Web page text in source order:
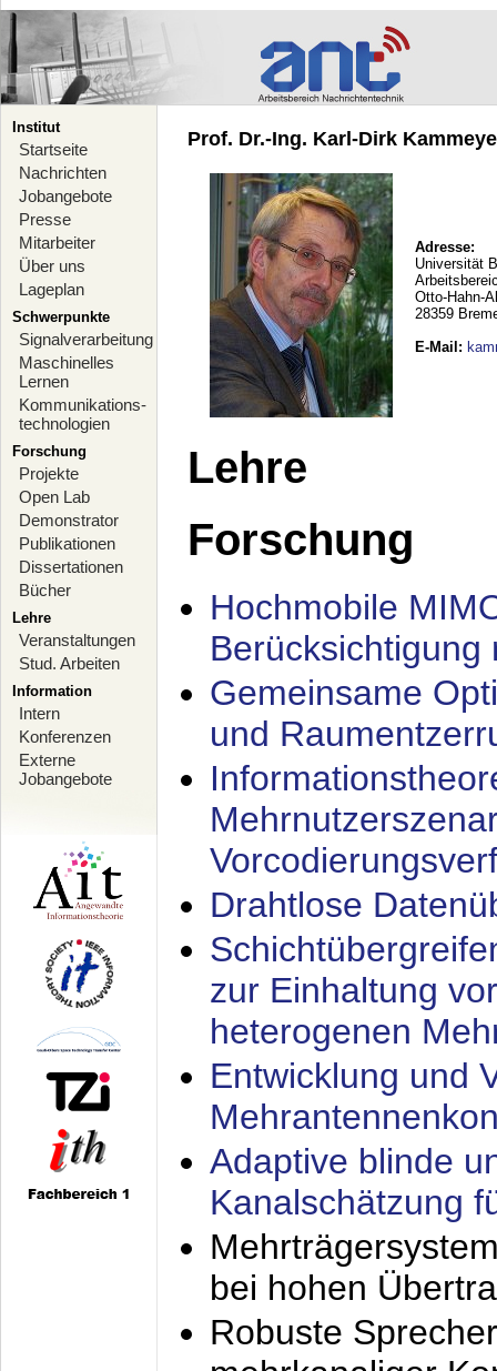
Institut
Startseite
Nachrichten
Jobangebote
Presse
Mitarbeiter
Über uns
Lageplan
Schwerpunkte
Signalverarbeitung
Maschinelles
Lernen
Kommunikations-
technologien
Forschung
Projekte
Open Lab
Demonstrator
Publikationen
Dissertationen
Bücher
Lehre
Veranstaltungen
Stud. Arbeiten
Information
Intern
Konferenzen
Externe
Jobangebote
Prof. Dr.-Ing. Karl-Dirk
Adresse:
Universität
Otto-Hahn-
28359
E-Mail :
Lehre
Forschung
Hochmobile
Berücksichtigung
Gemeinsame
und
Drahtlose
zur Einhaltung
heterogenen
Entwicklung und
Adaptive blinde
Kanalschätzung
bei hohen
Robuste